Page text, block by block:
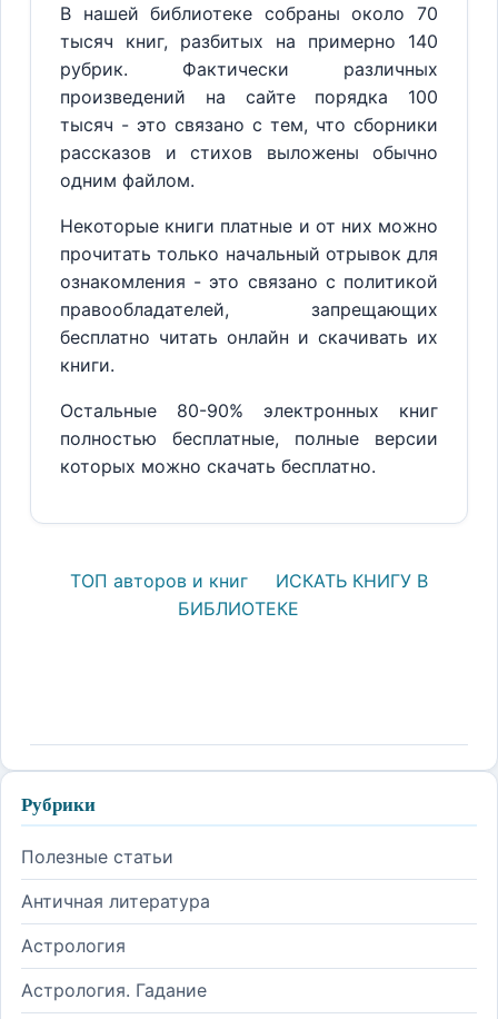
В нашей библиотеке собраны около 70
тысяч книг, разбитых на примерно 140
рубрик. Фактически различных
произведений на сайте порядка 100
тысяч - это связано с тем, что сборники
рассказов и стихов выложены обычно
одним файлом.
Некоторые книги платные и от них можно
прочитать только начальный отрывок для
ознакомления - это связано с политикой
правообладателей, запрещающих
бесплатно читать онлайн и скачивать их
книги.
Остальные 80-90% электронных книг
полностью бесплатные, полные версии
которых можно скачать бесплатно.
ТОП авторов и книг
ИСКАТЬ КНИГУ В
БИБЛИОТЕКЕ
Рубрики
Полезные статьи
Античная литература
Астрология
Астрология. Гадание